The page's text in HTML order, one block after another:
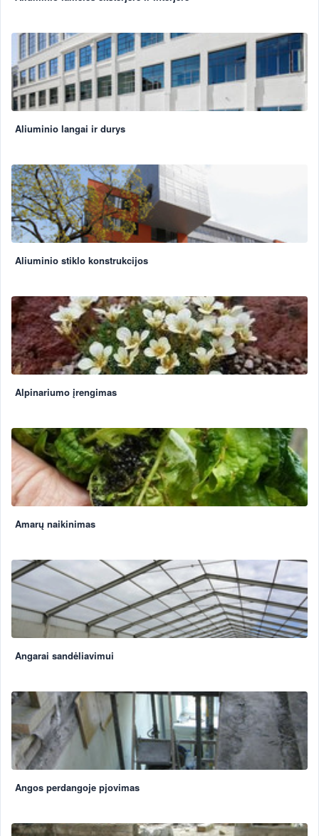
Aliuminio langai ir durys
Aliuminio stiklo konstrukcijos
Alpinariumo įrengimas
Amarų naikinimas
Angarai sandėliavimui
Angos perdangoje pjovimas